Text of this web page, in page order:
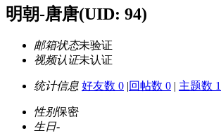
明朝-唐唐(UID: 94)
邮箱状态未验证
视频认证未认证
统计信息 好友数 0 |回帖数 0 | 主题数 1
性别保密
生日-